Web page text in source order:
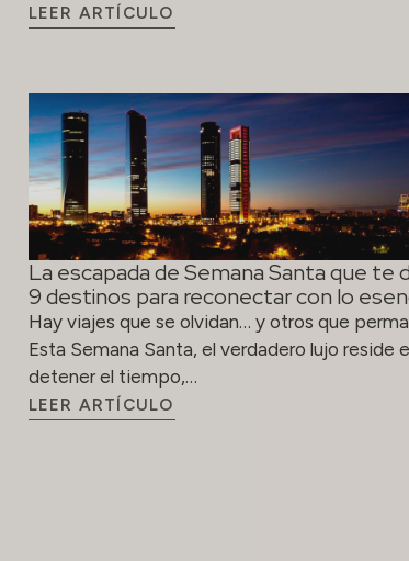
LEER ARTÍCULO
La escapada de Semana Santa que te
9 destinos para reconectar con lo
Hay viajes que se olvidan… y otros que
Esta Semana Santa, el verdadero lujo reside
detener el tiempo,…
LEER ARTÍCULO